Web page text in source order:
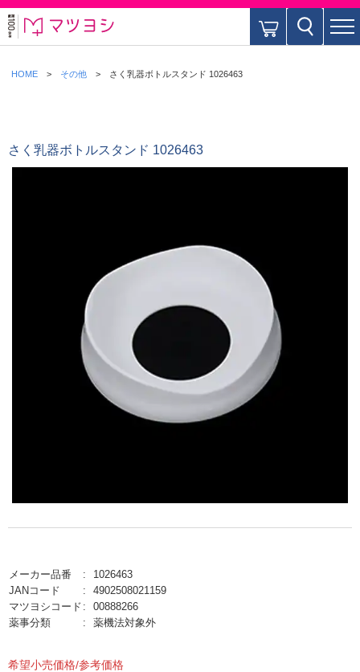
HOME その他 さく乳器ボトルスタンド 1026463
さく乳器ボトルスタンド 1026463
メーカー品番
1026463
JANコード
4902508021159
マツヨシコード
00888266
薬事分類
薬機法対象外
希望小売価格/参考価格